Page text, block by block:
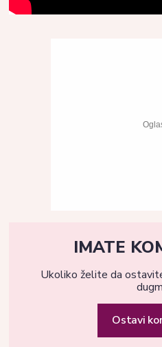
IMATE
Ukoliko želite da
Ostavi